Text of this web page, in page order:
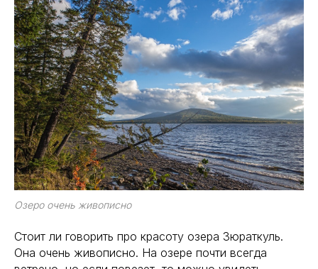
Озеро очень живописно
Стоит ли говорить про красоту озера Зюраткуль.
Она очень живописно. На озере почти всегда